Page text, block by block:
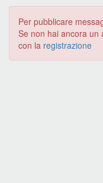
Per pubblicare
Se non hai ancora un
con la registrazione